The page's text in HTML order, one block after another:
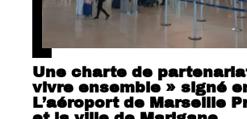
Une charte de
vivre ensemble » signé
L’aéroport de Marseille